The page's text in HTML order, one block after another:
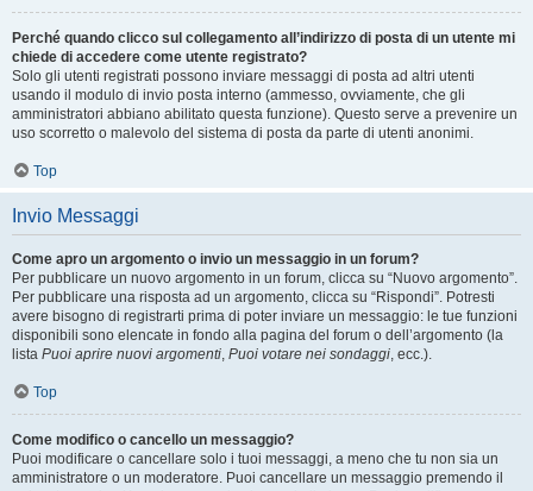
Perché quando clicco sul collegamento all’indirizzo di posta di un utente mi
chiede di accedere come utente registrato?
Solo gli utenti registrati possono inviare messaggi di posta ad altri utenti
usando il modulo di invio posta interno (ammesso, ovviamente, che gli
amministratori abbiano abilitato questa funzione). Questo serve a prevenire un
uso scorretto o malevolo del sistema di posta da parte di utenti anonimi.
Top
Invio Messaggi
Come apro un argomento o invio un messaggio in un forum?
Per pubblicare un nuovo argomento in un forum, clicca su “Nuovo argomento”.
Per pubblicare una risposta ad un argomento, clicca su “Rispondi”. Potresti
avere bisogno di registrarti prima di poter inviare un messaggio: le tue funzioni
disponibili sono elencate in fondo alla pagina del forum o dell’argomento (la
lista Puoi aprire nuovi argomenti, Puoi votare nei sondaggi, ecc.).
Top
Come modifico o cancello un messaggio?
Puoi modificare o cancellare solo i tuoi messaggi, a meno che tu non sia un
amministratore o un moderatore. Puoi cancellare un messaggio premendo il